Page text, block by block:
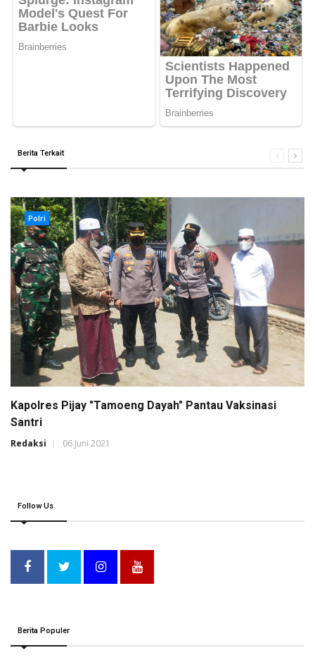
Berita Terkait
Polri
Kapolres Pijay "Tamoeng Dayah" Pantau Vaksinasi
Santri
Redaksi 06 Juni 2021
Follow Us
Berita Populer